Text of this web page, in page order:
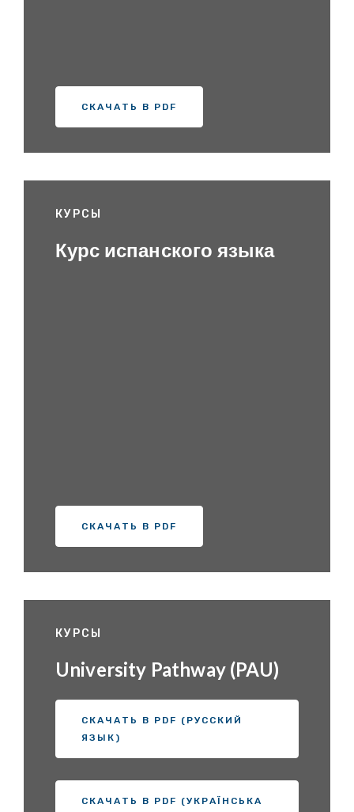
СКАЧАТЬ В PDF
КУРСЫ
Курс испанского языка
СКАЧАТЬ В PDF
КУРСЫ
University Pathway (PAU)
СКАЧАТЬ В PDF (РУССКИЙ
ЯЗЫК)
СКАЧАТЬ В PDF (УКРАЇНСЬКА